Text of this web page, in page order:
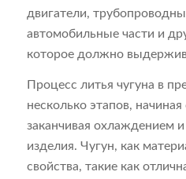
двигатели,
автомобильные части и
которое должно
Процесс литья чугуна в
несколько этапов,
заканчивая охлаждением
изделия. Чугун, как
свойства, такие как